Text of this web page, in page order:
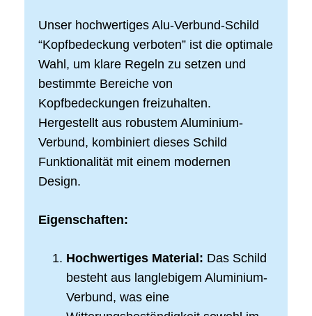
Unser hochwertiges Alu-Verbund-Schild
“Kopfbedeckung verboten” ist die optimale
Wahl, um klare Regeln zu setzen und
bestimmte Bereiche von
Kopfbedeckungen freizuhalten.
Hergestellt aus robustem Aluminium-
Verbund, kombiniert dieses Schild
Funktionalität mit einem modernen
Design.
Eigenschaften:
Hochwertiges Material: Das Schild
besteht aus langlebigem Aluminium-
Verbund, was eine